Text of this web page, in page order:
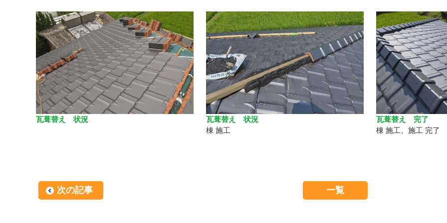
瓦葺替え 状況
瓦葺替え 状況
棟 施工
瓦葺替え 完了
棟 施工、施工 完了
次の記事 一覧